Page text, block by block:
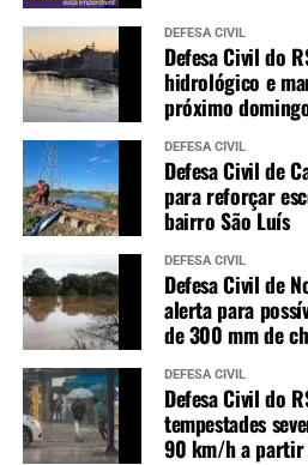
DEFESA CIVIL
Defesa Civil do
hidrológico e
próximo
DEFESA CIVIL
Defesa Civil de
para reforçar
bairro São Luís
DEFESA CIVIL
Defesa Civil de
alerta para
de 300 mm de
DEFESA CIVIL
Defesa Civil do
tempestades
90 km/h a